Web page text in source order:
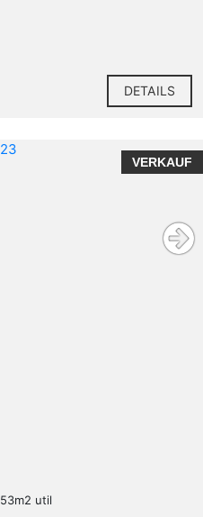
DETAILS
VERKAUF
53m2 util